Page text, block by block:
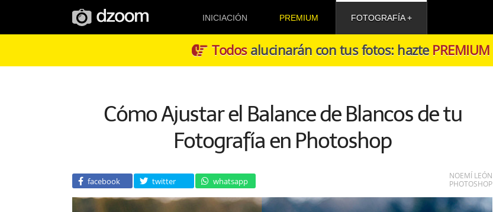
INICIACIÓN PREMIUM FOTOGRAFÍA
Todosalucinarán con tus fotos: hazte PREMIUM
Cómo Ajustar el Balance de Blancos de tu
Fotografía en Photoshop
facebook twitter whatsapp
NOEMÍ LEÓN
PHOTOSHOP